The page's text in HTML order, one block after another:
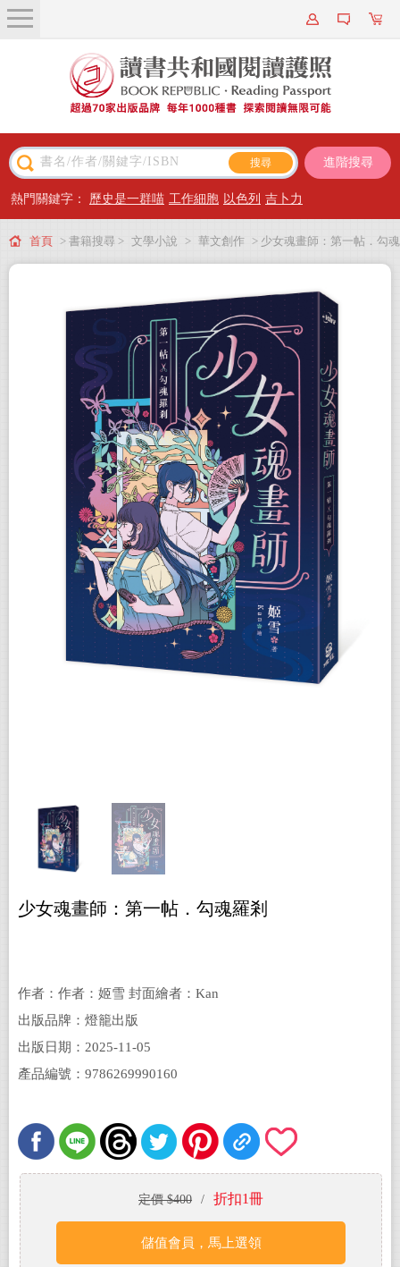
關於我們
近期新書
主題閱讀
出版專區
會員專屬
會員儲值方案
進階搜尋
熱門關鍵字： 歷史是一群喵 工作細胞 以色列 吉卜力
首頁 > 書籍搜尋 > 文學小說 > 華文創作 > 少女魂畫師：第一帖．勾魂
少女魂畫師：第一帖．勾魂羅剎
作者：作者：姬雪 封面繪者：Kan
出版品牌：燈籠出版
出版日期：2025-11-05
產品編號：9786269990160
定價 $400 / 折扣1冊
儲值會員，馬上選領